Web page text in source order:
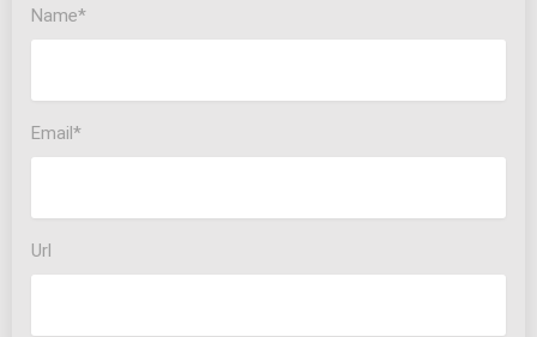
Name*
Email*
Url